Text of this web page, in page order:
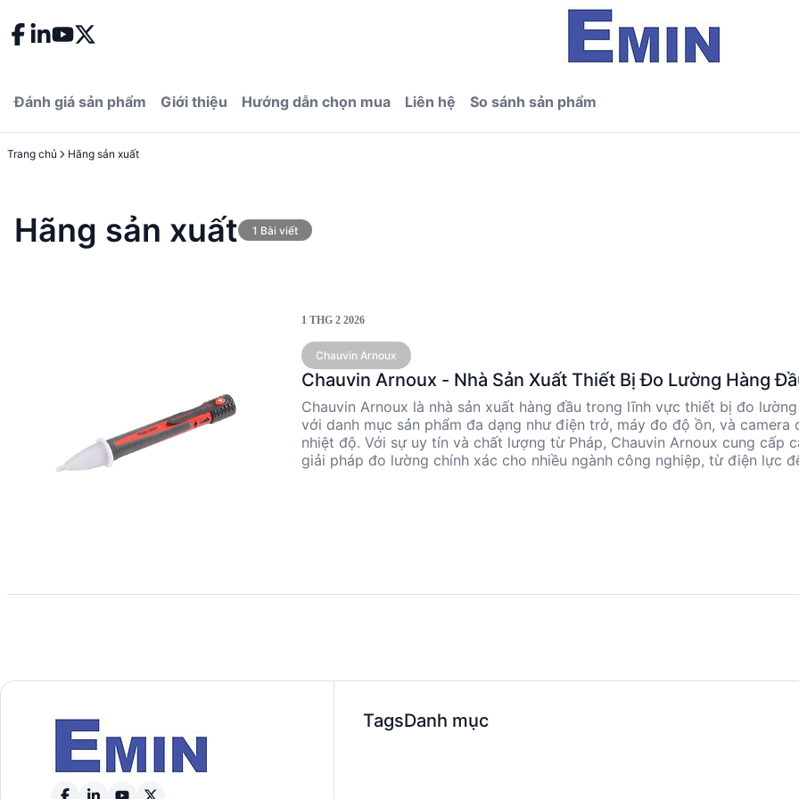
Đánh giá sản phẩm Giới thiệu Hướng dẫn chọn mua Liên hệ So sánh sản phẩm
Trang chủ Hãng sản xuất
Hãng sản xuất 1 Bài viết
1 THG 2 2026
Chauvin Arnoux
Chauvin Arnoux - Nhà Sản Xuất Thiết Bị Đo Lường Hàng
Chauvin Arnoux là nhà sản xuất hàng đầu trong lĩnh vực thiết bị đo lường
với danh mục sản phẩm đa dạng như điện trở, máy đo độ ồn, và camera
nhiệt độ. Với sự uy tín và chất lượng từ Pháp, Chauvin Arnoux cung cấp
giải pháp đo lường chính xác cho nhiều ngành công nghiệp, từ điện lực
TagsDanh mục